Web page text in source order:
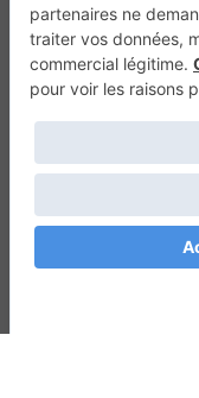
Génération Electrique
Depuis 2010